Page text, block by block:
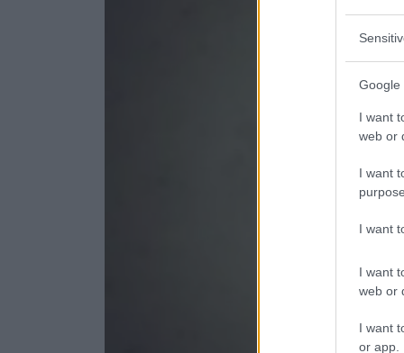
Google
I want
web or
I want
I want
I want
web or
I want
or app.